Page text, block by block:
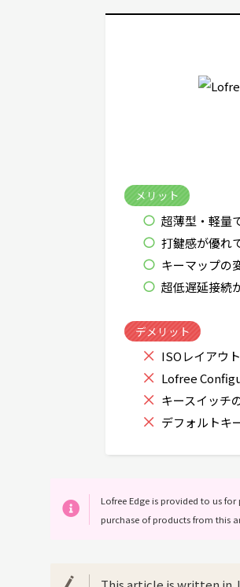
メリット
超薄型・軽量
打鍵感が優れ
キーマップの
超低遅延接続
デメリット
ISOレイアウ
Lofree
キースイッチ
デフォルトキ
Lofree Edge is provided to us
purchase of products from this